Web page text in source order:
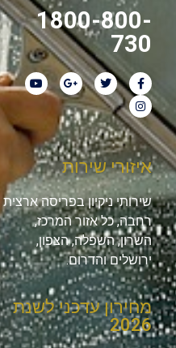
1800-800-
730
איזורי שירות
שירותי ניקיון בפריסה ארצית
רחבה, כל אזור המרכז,
השרון, השפלה, הצפון,
ירושלים והדרום.
מחירון עדכני לשנת
2026